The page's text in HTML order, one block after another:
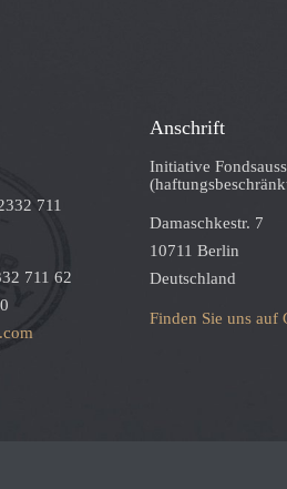
711
711 62
Anschrift
Initiative
Damaschkestr. 7
10711 Berlin
Deutschland
Finden Sie uns auf